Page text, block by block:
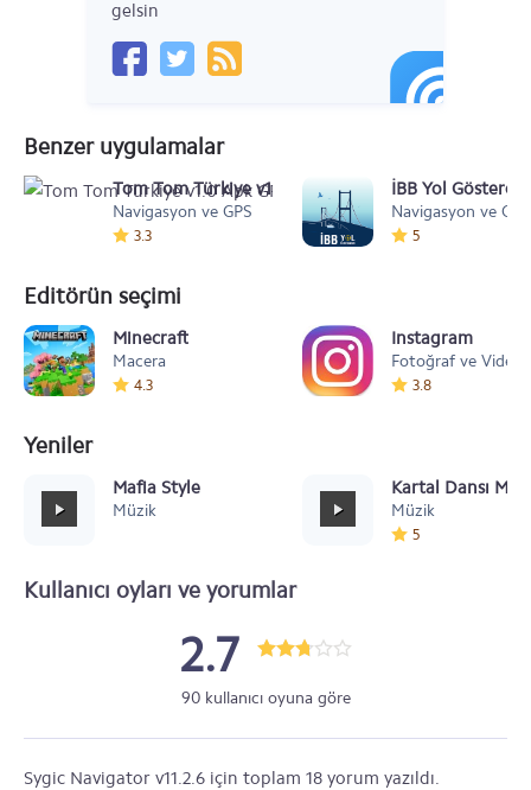
gelsin
Benzer uygulamalar
Tom Tom Türkiye v1.0 Apk GPS Navigasyon
Navigasyon ve GPS
3.3
İBB Yol Gösteren
Navigasyon ve GPS
5
Editörün seçimi
Minecraft
Macera
4.3
Instagram
Fotoğraf ve Video
3.8
Yeniler
Mafia Style
Müzik
Kartal Dansı
Müzik
5
Kullanıcı oyları ve yorumlar
2.7
90 kullanıcı oyuna göre
Sygic Navigator v11.2.6 için toplam 18 yorum yazıldı.